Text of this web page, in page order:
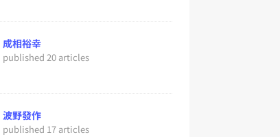
成相裕幸
published 20 articles
波野發作
published 17 articles